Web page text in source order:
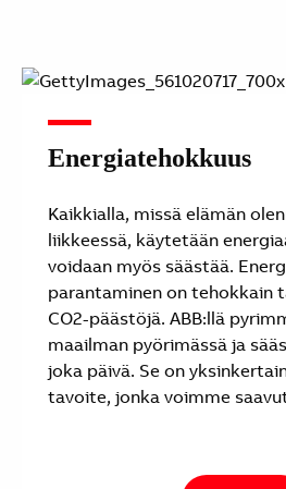
Energiatehokkuus
Kaikkialla, missä elämän
liikkeessä, käytetään
voidaan myös säästää.
parantaminen on tehokkain
CO2-päästöjä. ABB:llä
maailman pyörimässä ja
joka päivä. Se on
tavoite, jonka voimme